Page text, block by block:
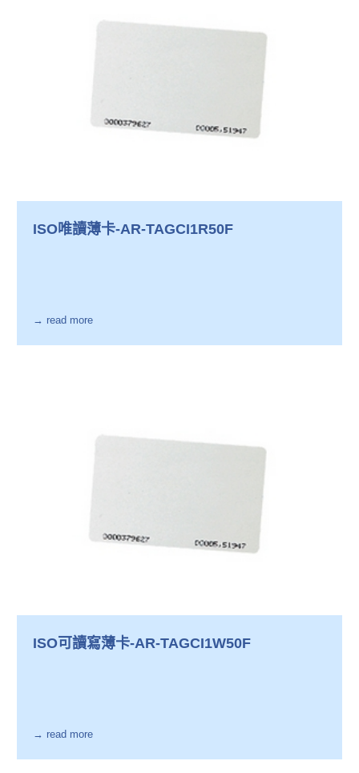
ISO唯讀薄卡-AR-TAGCI1R50F
→ read more
ISO可讀寫薄卡-AR-TAGCI1W50F
→ read more